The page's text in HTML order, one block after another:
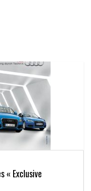
« Exclusive